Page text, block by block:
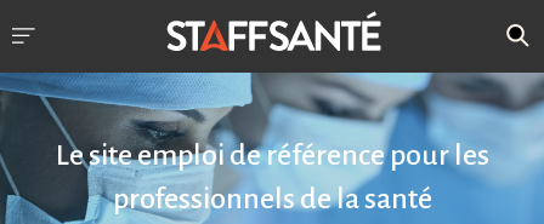
Le site emploi de référence pour les
professionnels de la santé